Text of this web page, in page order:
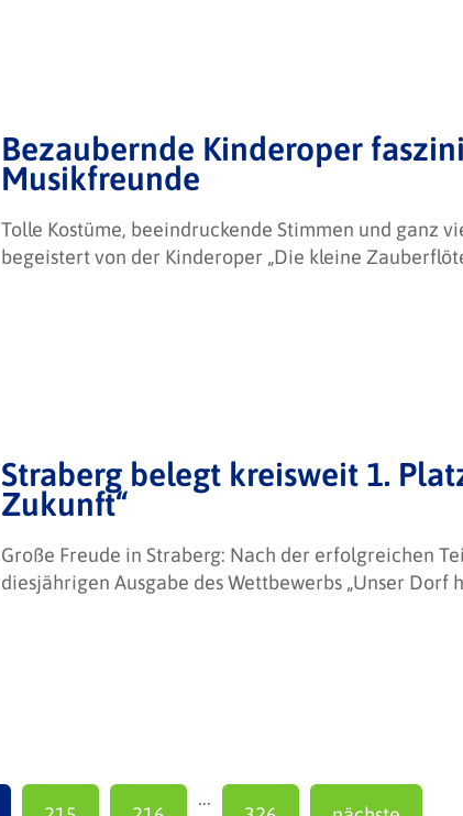
Bezaubernde Kinderoper
Musikfreunde
Tolle Kostüme, beeindruckende Stimmen und ganz
begeistert von der Kinderoper „Die kleine
Straberg belegt kreisweit 1.
Zukunft“
Große Freude in Straberg: Nach der erfolgreichen
diesjährigen Ausgabe des Wettbewerbs „Unser
...